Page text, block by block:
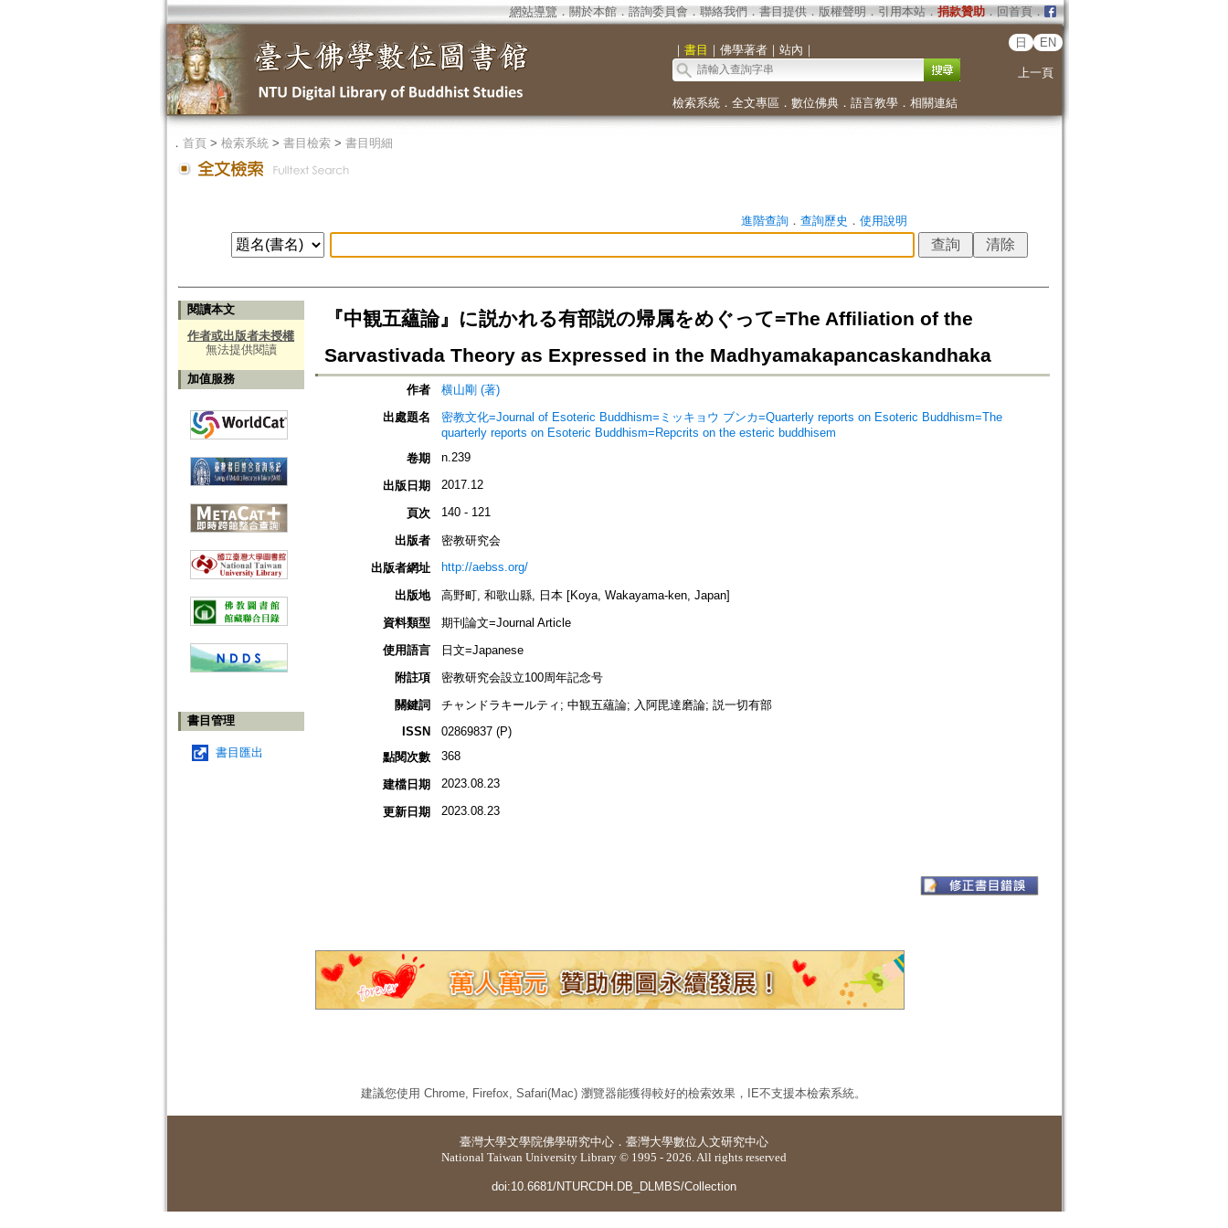
網站導覽 ． 關於本館． 諮詢委員會． 聯絡我們 ． 書目提供． 版權聲明 ． 引用本站． 捐款贊助．回首頁．
｜ 書目 ｜ 佛學著者｜ 站內 ｜
日 EN
上一頁
檢索系統． 全文專區 ． 數位佛典． 語言教學． 相關連結
． 首頁> 檢索系統> 書目檢索> 書目明細
進階查詢． 查詢歷史 ． 使用說明
閱讀本文
作者或出版者未授權
無法提供閱讀
加值服務
書目管理
書目匯出
『中観五蘊論』に説かれる有部説の帰属をめぐって=The Affiliation of the
Sarvastivada Theory as Expressed in the Madhyamakapancaskandhaka
作者
横山剛 (著)
出處題名
密教文化=Journal of Esoteric Buddhism=ミッキョウ ブンカ=Quarterly reports on Esoteric Buddhism=The
quarterly reports on Esoteric Buddhism=Repcrits on the esteric buddhisem
卷期
n.239
出版日期 2017.12
頁次 140 - 121
出版者
密教研究会
出版者網址
http://aebss.org/
出版地
高野町, 和歌山縣, 日本 [Koya, Wakayama-ken, Japan]
資料類型
期刊論文=Journal Article
使用語言
日文=Japanese
附註項
密教研究会設立100周年記念号
關鍵詞
チャンドラキールティ; 中観五蘊論; 入阿毘達磨論; 説一切有部
ISSN
02869837 (P)
點閱次數
368
建檔日期 2023.08.23
更新日期 2023.08.23
建議您使用 Chrome, Firefox, Safari(Mac) 瀏覽器能獲得較好的檢索效果，IE不支援本檢索系統。
臺灣大學文學院佛學研究中心 ． 臺灣大學數位人文研究中心
National Taiwan University Library © 1995 - 2026. All rights reserved
doi:10.6681/NTURCDH.DB_DLMBS/Collection